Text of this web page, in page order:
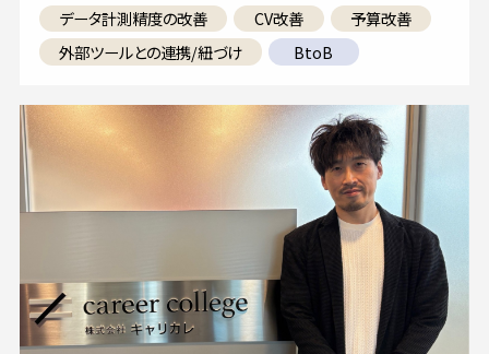
データ計測精度の改善
CV改善
予算改善
外部ツールとの連携/紐づけ
BtoB